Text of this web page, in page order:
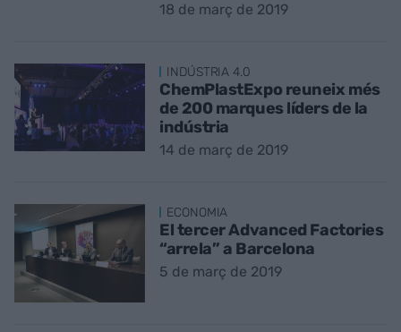
18 de març de 2019
INDÚSTRIA 4.0
ChemPlastExpo reuneix més
de 200 marques líders de la
indústria
14 de març de 2019
ECONOMIA
El tercer Advanced Factories
“arrela” a Barcelona
5 de març de 2019